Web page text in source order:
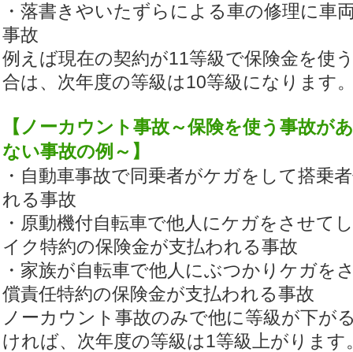
・落書きやいたずらによる車の修理に車
事故
例えば現在の契約が11等級で保険金を使
合は、次年度の等級は10等級になります
【ノーカウント事故～保険を使う事故が
ない事故の例～】
・自動車事故で同乗者がケガをして搭乗
れる事故
・原動機付自転車で他人にケガをさせて
イク特約の保険金が支払われる事故
・家族が自転車で他人にぶつかりケガを
償責任特約の保険金が支払われる事故
ノーカウント事故のみで他に等級が下が
ければ、次年度の等級は1等級上がります